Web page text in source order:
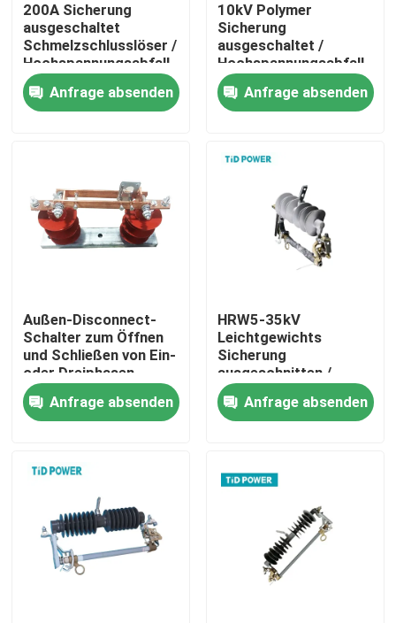
Zu Hause
Videos
Werksbesichtigung
Qualitätskontrolle
Neuigkeiten
Bitte um ein Angebot
200A Sicherung
ausgeschaltet
Schmelzschlusslöser /
Hochspannungsabfall
Sicherung
ausgeschaltet
Anfrage absenden
10kV Polymer
Sicherung
ausgeschaltet /
Hochspannungsabfall
Sicherung
ausgeschaltet
Anfrage absenden
Außen-Disconnect-
Schalter zum Öffnen
und Schließen von Ein-
oder Dreiphasen-
Schaltkreisen
Anfrage absenden
HRW5-35kV
Leichtgewichts
Sicherung
ausgeschnitten /
Elektrische Sicherung
für Hochspannung
ausgeschnitten
Anfrage absenden